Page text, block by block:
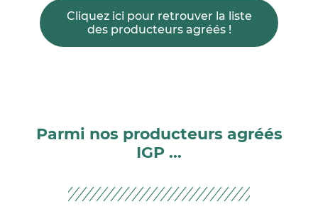
Cliquez ici pour retrouver la liste
des producteurs agréés !
Parmi nos producteurs agréés
IGP ...